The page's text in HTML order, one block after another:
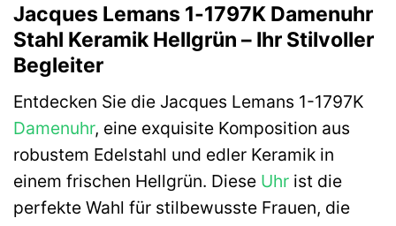
Jacques Lemans 1-1797K Damenuhr
Stahl Keramik Hellgrün – Ihr Stilvoller
Begleiter
Entdecken Sie die Jacques Lemans 1-1797K
Damenuhr, eine exquisite Komposition aus
robustem Edelstahl und edler Keramik in
einem frischen Hellgrün. Diese Uhr ist die
perfekte Wahl für stilbewusste Frauen, die